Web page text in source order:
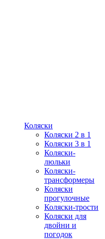
Коляски
Коляски 2 в 1
Коляски 3 в 1
Коляски-
люльки
Коляски-
трансформеры
Коляски
прогулочные
Коляски-трости
Коляски для
двойни и
погодок